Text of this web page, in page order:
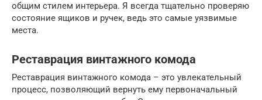
общим стилем интерьера. Я всегда тщательно проверяю
состояние ящиков и ручек, ведь это самые уязвимые
места.
Реставрация винтажного комода
Реставрация винтажного комода – это увлекательный
процесс, позволяющий вернуть ему первоначальный